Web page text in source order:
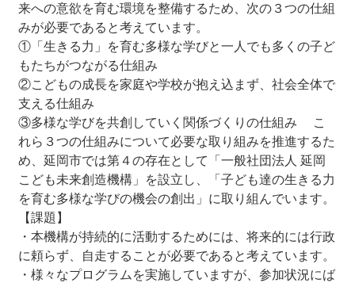
来への意欲を育む環境を整備するため、次の３つの仕組
みが必要であると考えています。
①「生きる力」を育む多様な学びと一人でも多くの子ど
もたちがつながる仕組み
②こどもの成長を家庭や学校が抱え込まず、社会全体で
支える仕組み
③多様な学びを共創していく関係づくりの仕組み こ
れら３つの仕組みについて必要な取り組みを推進するた
め、延岡市では第４の存在として「一般社団法人 延岡
こども未来創造機構」を設立し、「子ども達の生きる力
を育む多様な学びの機会の創出」に取り組んでいます。
【課題】
・本機構が持続的に活動するためには、将来的には行政
に頼らず、自走することが必要であると考えています。
・様々なプログラムを実施していますが、参加状況にば